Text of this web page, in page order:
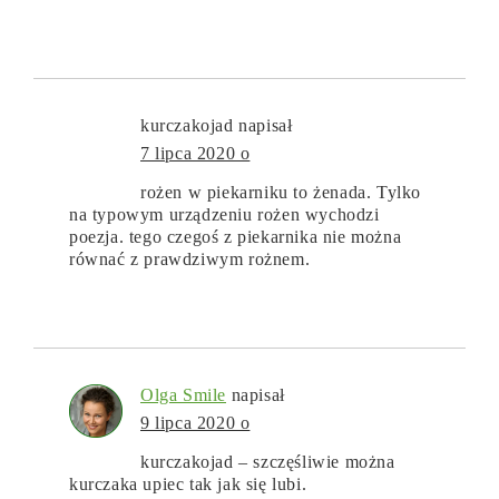
kurczakojad napisał
7 lipca 2020 o
rożen w piekarniku to żenada. Tylko
na typowym urządzeniu rożen wychodzi
poezja. tego czegoś z piekarnika nie można
równać z prawdziwym rożnem.
Olga Smile napisał
9 lipca 2020 o
kurczakojad – szczęśliwie można
kurczaka upiec tak jak się lubi.